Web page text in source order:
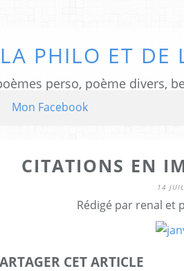
PHILO ET DE
perso, poème divers,
Mon Facebook
CITATIONS EN
14
Rédigé par renal et
CET ARTICLE